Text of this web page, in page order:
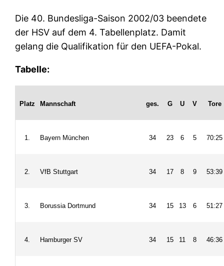
Die 40. Bundesliga-Saison 2002/03 beendete
der HSV auf dem 4. Tabellenplatz. Damit
gelang die Qualifikation für den UEFA-Pokal.
Tabelle:
Platz Mannschaft ges. G U V Tore
1. Bayern München 34 23 6 5 70:25
2. VfB Stuttgart 34 17 8 9 53:39
3. Borussia Dortmund 34 15 13 6 51:27
4. Hamburger SV 34 15 11 8 46:36